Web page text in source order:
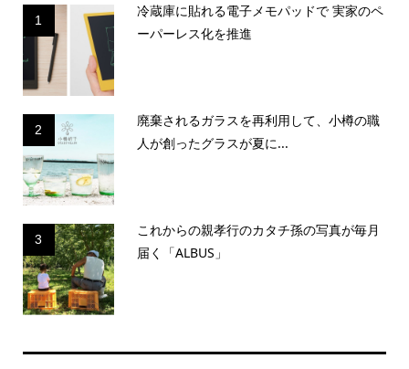
1
冷蔵庫に貼れる電子メモパッドで 実家のペ
ーパーレス化を推進
2
廃棄されるガラスを再利用して、小樽の職
人が創ったグラスが夏に...
3
これからの親孝行のカタチ孫の写真が毎月
届く「ALBUS」